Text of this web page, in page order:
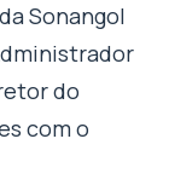
Sonangol
do
com o